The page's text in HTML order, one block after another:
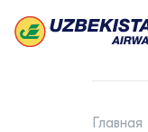
Главная